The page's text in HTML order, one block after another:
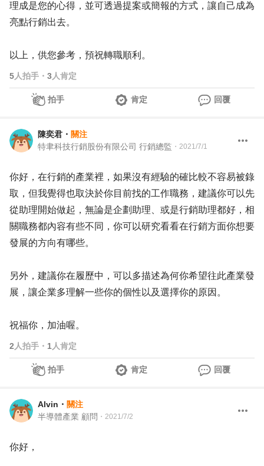
理成是您的心得，並可透過提案或簡報的方式，讓自己成為
亮點行銷出去。
以上，供您參考，預祝轉職順利。
5人拍手 ・ 3人肯定
拍手 肯定 回覆
陳奕君 ・ 關注
特聿科技行銷股份有限公司 行銷總監 ・ 2021/7/1
你好，在行銷的產業裡，如果沒有經驗的確比較不容易被錄
取，但我覺得也取決於你目前找的工作職務，建議你可以先
從助理開始做起，無論是企劃助理、或是行銷助理都好，相
關職務都內容有些不同，你可以研究看看在行銷方面你想要
發展的方向有哪些。
另外，建議你在履歷中，可以多描述為何你希望往此產業發
展，讓企業多理解一些你的個性以及選擇你的原因。
祝福你，加油喔。
2 人拍手 ・ 1 人肯定
拍手 肯定 回覆
Alvin ・ 關注
半導體產業 顧問 ・ 2021/7/2
你好，